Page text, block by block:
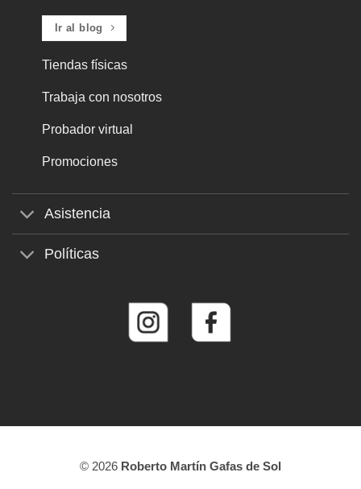
Ir al blog
Tiendas físicas
Trabaja con nosotros
Probador virtual
Promociones
Asistencia
Políticas
© 2026 Roberto Martín Gafas de Sol